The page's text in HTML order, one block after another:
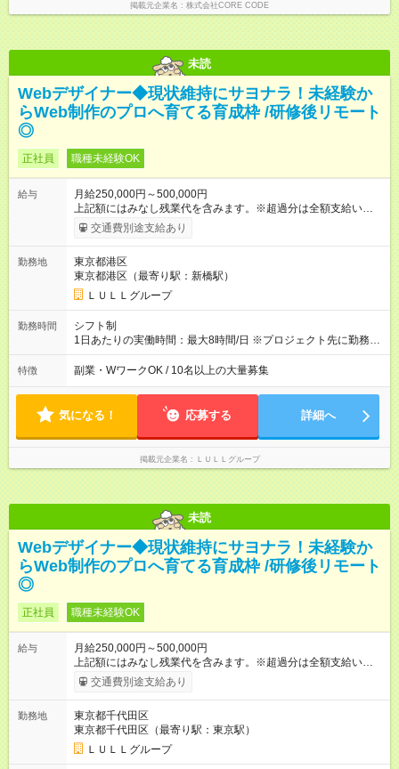
掲載元企業名 株式会社CORE CODE
未読
Webデザイナー◆現状維持にサヨナラ！未経験か
らWeb制作のプロへ育てる育成枠 /研修後リモート
◎
正社員 職種未経験OK
給与
月給250,000円～500,000円
上記額にはみなし残業代を含みます。※超過分は全額支給いたし
ます。 みなし残業代 21,675円／月 みなし残業時間 12時間／月 -
------------------------------------------------------- ≪経験者の方は以下と
万円～＋業績賞与＋交通費＋各種手当 ※固定残業代（30時間/6
万6，610円分）を含む。超過分は追加支給いたします 能力やス
キルを考慮し初任給を決定。経験者の方は前給考慮も可能で
す！ ◎昇給年1回（研修終了後） ◎賞与年2回（2月・8月）＋業
績賞与あり ◤スキルアップも、収入アップも。◢ 入社後の成長
や頑張りは、しっかり給与で還元しています。 実際にほぼ全員
上アップした社員も。 エンジニアへの還元率は業界高水準の
87％。 スキルを磨いた分だけ、収入アップも目指せる環境で
す！ 【試用期間】試用期間あり 試用期間の長さ：6ヶ月 ※ 雇用
形態と給与に、本採用時と異なる部分があります。 雇用形態：
中途採用（契約社員） 給与：月給 230,000円以上 上記額にはみ
なし残業代を含みます。※超過分は全額支給いたします。 みな
別途支給いたします ※研修期間中（最大12ヶ月間）も、試用期
交通費別途支給あり
勤務地
東京都港区
東京都港区（最寄り駅：新橋駅）
ＬＵＬＬグループ
勤務時間
シフト制
1日あたりの実働時間：最大8時間/日 ※プロジェクト先に勤務時
間は異なります 【シフト例】 ・10時00分～19時00分 ・9時00
分～18時00分 平均残業時間：月10時間以内
特徴 副業・WワークOK / 10名以上の大量募集
気になる！ 応募する 詳細へ
掲載元企業名 ＬＵＬＬグループ
未読
Webデザイナー◆現状維持にサヨナラ！未経験か
らWeb制作のプロへ育てる育成枠 /研修後リモート
◎
正社員 職種未経験OK
給与
月給250,000円～500,000円
上記額にはみなし残業代を含みます。※超過分は全額支給いたし
ます。 みなし残業代 21,675円／月 みなし残業時間 12時間／月 -
------------------------------------------------------- ≪経験者の方は以下と
万円～＋業績賞与＋交通費＋各種手当 ※固定残業代（30時間/6
万6，610円分）を含む。超過分は追加支給いたします 能力やス
キルを考慮し初任給を決定。経験者の方は前給考慮も可能で
す！ ◎昇給年1回（研修終了後） ◎賞与年2回（2月・8月）＋業
交通費別途支給あり
勤務地
東京都千代田区
東京都千代田区（最寄り駅：東京駅）
ＬＵＬＬグループ